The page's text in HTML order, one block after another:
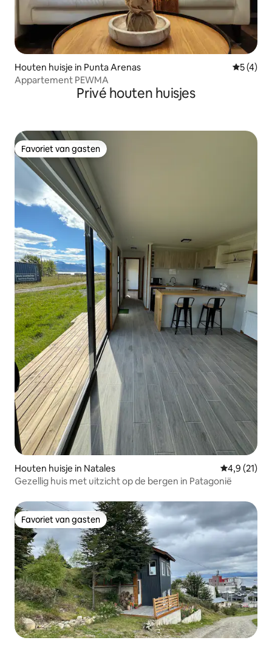
Houten huisje in Punta Arenas
5 (4)
Appartement PEWMA
Privé houten huisjes
Favoriet van gasten
Favoriet van gasten
Houten huisje in Natales
4,9 (21)
Gezellig huis met uitzicht op de bergen in Patagonië
Favoriet van gasten
Favoriet van gasten